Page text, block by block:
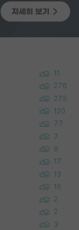
11
276
275
120
77
7
9
17
13
16
2
2
3